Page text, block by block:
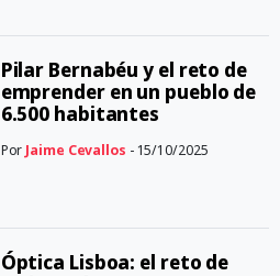
Pilar Bernabéu y el reto de
emprender en un pueblo de
6.500 habitantes
PorJaime Cevallos - 15/10/2025
Óptica Lisboa: el reto de